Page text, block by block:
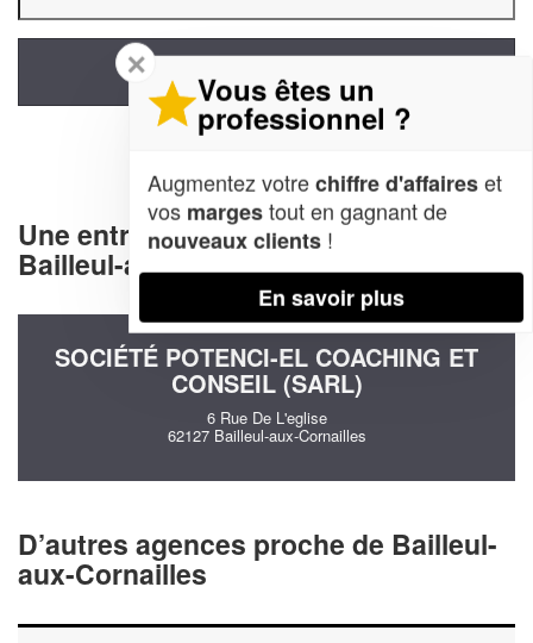
Une entreprise decommunication à
Bailleul-aux-Cornailles (62127)
SOCIÉTÉ POTENCI-EL COACHING ET
CONSEIL (SARL)
6 Rue De L'eglise
62127 Bailleul-aux-Cornailles
D’autres agences proche de Bailleul-
aux-Cornailles
✕
Vous êtes un
professionnel ?
Augmentez votrechiffre d'affaireset
vos margestout en gagnant de
nouveaux clients !
En savoir plus